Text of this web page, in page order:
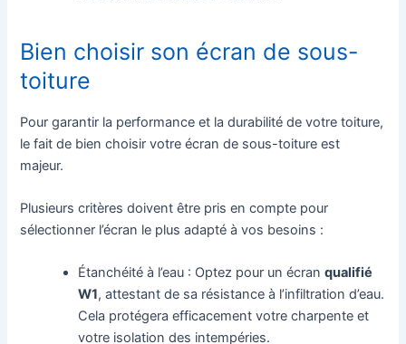
Bien choisir son écran de sous-
toiture
Pour garantir la performance et la durabilité de votre toiture,
le fait de bien choisir votre écran de sous-toiture est
majeur.
Plusieurs critères doivent être pris en compte pour
sélectionner l’écran le plus adapté à vos besoins :
Étanchéité à l’eau : Optez pour un écranqualifié
W1, attestant de sa résistance à l’infiltration d’eau.
Cela protégera efficacement votre charpente et
votre isolation des intempéries.